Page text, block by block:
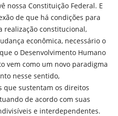
nossa Constituição Federal. E
de que há condições para
realização constitucional,
econômica, necessário o
o Desenvolvimento Humano
vem como um novo paradigma
nesse sentido,
que sustentam os direitos
de acordo com suas
e interdependentes.